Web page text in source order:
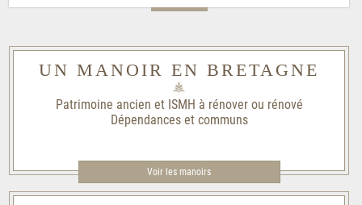
UN MANOIR EN BRETAGNE
Patrimoine ancien et ISMH à rénover ou rénové
Dépendances et communs
Voir les manoirs